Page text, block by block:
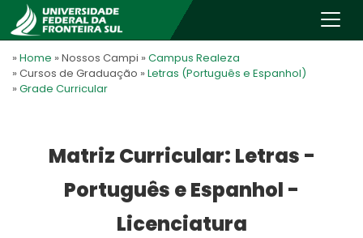
» Home » Nossos Campi » Campus Realeza
» Cursos de Graduação » Letras (Português e Espanhol)
» Grade Curricular
Matriz Curricular: Letras -
Português e Espanhol -
Licenciatura